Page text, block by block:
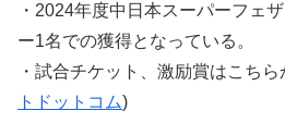
・2024年度中日本スーパーフェ
ー1名での獲得となっている。
・試合チケット、激励賞はこちら
トドットコム)